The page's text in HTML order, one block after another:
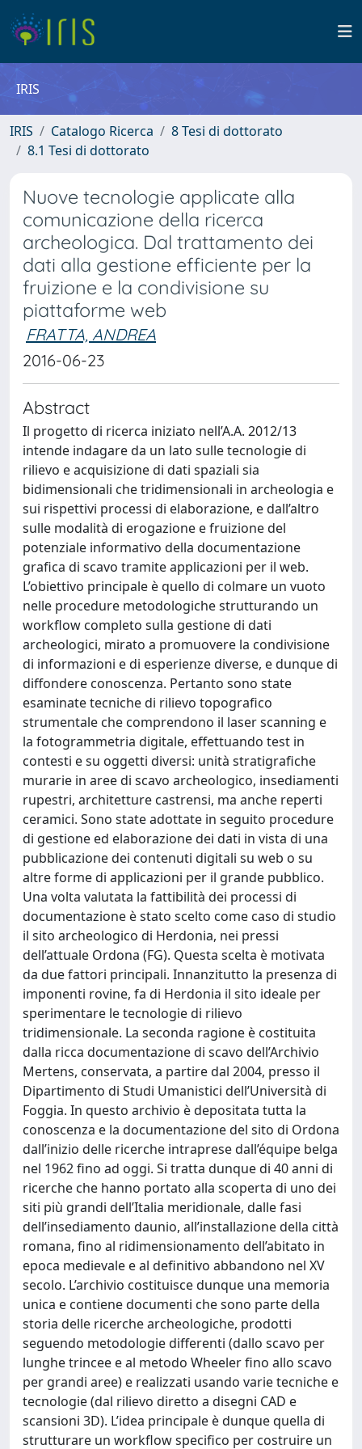
IRIS
IRIS Catalogo Ricerca
8 Tesi di dottorato
8.1 Tesi di dottorato
Nuove tecnologie applicate alla
comunicazione della ricerca
archeologica. Dal trattamento dei
dati alla gestione efficiente per la
fruizione e la condivisione su
piattaforme web
FRATTA, ANDREA
2016-06-23
Abstract
Il progetto di ricerca iniziato nell’A.A. 2012/13
intende indagare da un lato sulle tecnologie di
rilievo e acquisizione di dati spaziali sia
bidimensionali che tridimensionali in archeologia e
sui rispettivi processi di elaborazione, e dall’altro
sulle modalità di erogazione e fruizione del
potenziale informativo della documentazione
grafica di scavo tramite applicazioni per il web.
L’obiettivo principale è quello di colmare un vuoto
nelle procedure metodologiche strutturando un
workflow completo sulla gestione di dati
archeologici, mirato a promuovere la condivisione
di informazioni e di esperienze diverse, e dunque di
diffondere conoscenza. Pertanto sono state
esaminate tecniche di rilievo topografico
strumentale che comprendono il laser scanning e
la fotogrammetria digitale, effettuando test in
contesti e su oggetti diversi: unità stratigrafiche
murarie in aree di scavo archeologico, insediamenti
rupestri, architetture castrensi, ma anche reperti
ceramici. Sono state adottate in seguito procedure
di gestione ed elaborazione dei dati in vista di una
pubblicazione dei contenuti digitali su web o su
altre forme di applicazioni per il grande pubblico.
Una volta valutata la fattibilità dei processi di
documentazione è stato scelto come caso di studio
il sito archeologico di Herdonia, nei pressi
dell’attuale Ordona (FG). Questa scelta è motivata
da due fattori principali. Innanzitutto la presenza di
imponenti rovine, fa di Herdonia il sito ideale per
sperimentare le tecnologie di rilievo
tridimensionale. La seconda ragione è costituita
dalla ricca documentazione di scavo dell’Archivio
Mertens, conservata, a partire dal 2004, presso il
Dipartimento di Studi Umanistici dell’Università di
Foggia. In questo archivio è depositata tutta la
conoscenza e la documentazione del sito di Ordona
dall’inizio delle ricerche intraprese dall’équipe belga
nel 1962 fino ad oggi. Si tratta dunque di 40 anni di
ricerche che hanno portato alla scoperta di uno dei
siti più grandi dell’Italia meridionale, dalle fasi
dell’insediamento daunio, all’installazione della città
romana, fino al ridimensionamento dell’abitato in
epoca medievale e al definitivo abbandono nel XV
secolo. L’archivio costituisce dunque una memoria
unica e contiene documenti che sono parte della
storia delle ricerche archeologiche, prodotti
seguendo metodologie differenti (dallo scavo per
lunghe trincee e al metodo Wheeler fino allo scavo
per grandi aree) e realizzati usando varie tecniche e
tecnologie (dal rilievo diretto a disegni CAD e
scansioni 3D). L’idea principale è dunque quella di
strutturare un workflow specifico per costruire un